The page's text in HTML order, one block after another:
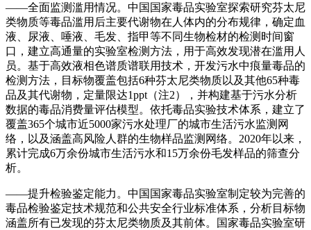
——全面监测滥用情况。中国国家毒品实验室探索研究芬太尼
类物质等毒品滥用后主要代谢物在人体内的分布规律，确定血
液、尿液、唾液、毛发、指甲等不同生物检材的检测时间窗
口，建立高通量的实验室检测方法，用于高效发现潜在滥用人
员。基于高效液相色谱质谱联用技术，开发污水中痕量毒品的
检测方法，目标物覆盖包括6种芬太尼类物质以及其他65种毒
品及其代谢物，定量限达1ppt（注2），并构建基于污水分析
数据的毒品消费量评估模型。依托毒品实验技术体系，建立了
覆盖365个城市近5000家污水处理厂的城市生活污水监测网
络，以及涵盖高风险人群的生物样品监测网络。2020年以来，
累计完成6万余份城市生活污水和15万余份毛发样品的筛查分
析。
——提升检验鉴定能力。中国国家毒品实验室制定较为完善的
毒品检验鉴定技术规范和公共安全行业标准体系，分析目标物
涵盖所有已发现的芬太尼类物质及其前体。国家毒品实验室研